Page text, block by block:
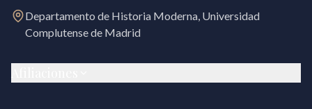
Departamento de Historia Moderna, Universidad
Complutense de Madrid